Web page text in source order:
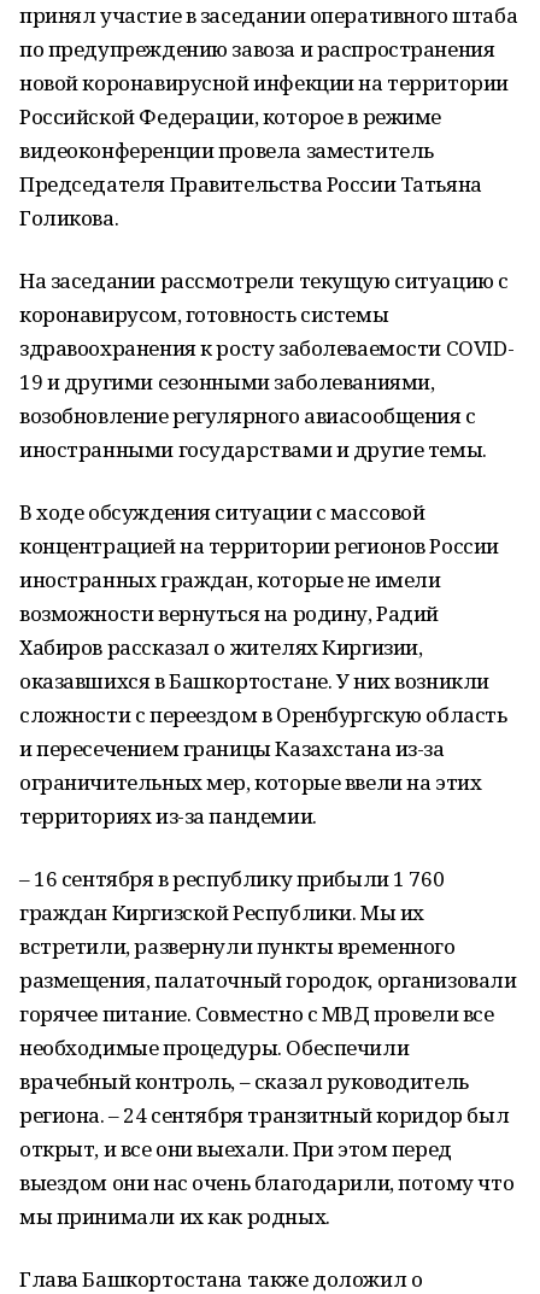
принял участие в заседании оперативного штаба
по предупреждению завоза и распространения
новой коронавирусной инфекции на территории
Российской Федерации, которое в режиме
видеоконференции провела заместитель
Председателя Правительства России Татьяна
Голикова.
На заседании рассмотрели текущую ситуацию с
коронавирусом, готовность системы
здравоохранения к росту заболеваемости COVID-
19 и другими сезонными заболеваниями,
возобновление регулярного авиасообщения с
иностранными государствами и другие темы.
В ходе обсуждения ситуации с массовой
концентрацией на территории регионов России
иностранных граждан, которые не имели
возможности вернуться на родину, Радий
Хабиров рассказал о жителях Киргизии,
оказавшихся в Башкортостане. У них возникли
сложности с переездом в Оренбургскую область
и пересечением границы Казахстана из-за
ограничительных мер, которые ввели на этих
территориях из-за пандемии.
– 16 сентября в республику прибыли 1 760
граждан Киргизской Республики. Мы их
встретили, развернули пункты временного
размещения, палаточный городок, организовали
горячее питание. Совместно с МВД провели все
необходимые процедуры. Обеспечили
врачебный контроль, – сказал руководитель
региона. – 24 сентября транзитный коридор был
открыт, и все они выехали. При этом перед
выездом они нас очень благодарили, потому что
мы принимали их как родных.
Глава Башкортостана также доложил о